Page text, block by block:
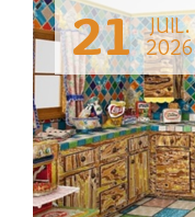
21 JUIL.
2026